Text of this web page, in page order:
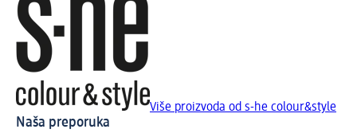
Više proizvoda od s-he colour&style
Naša preporuka